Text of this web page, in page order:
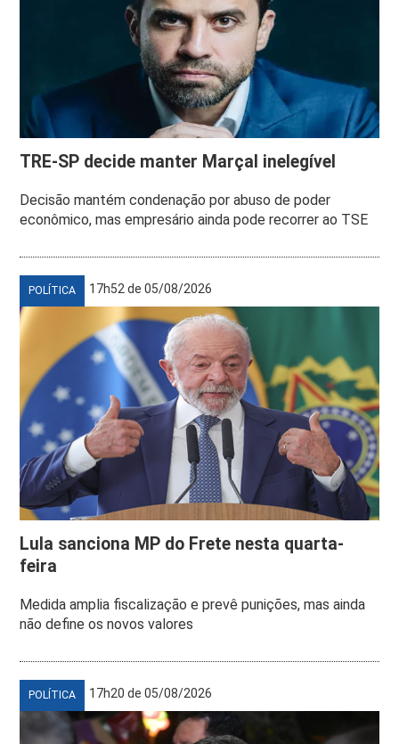
TRE-SP decide manter Marçal inelegível
Decisão mantém condenação por abuso de poder
econômico, mas empresário ainda pode recorrer ao TSE
POLÍTICA 17h52 de 05/08/2026
Lula sanciona MP do Frete nesta quarta-
feira
Medida amplia fiscalização e prevê punições, mas ainda
não define os novos valores
POLÍTICA 17h20 de 05/08/2026